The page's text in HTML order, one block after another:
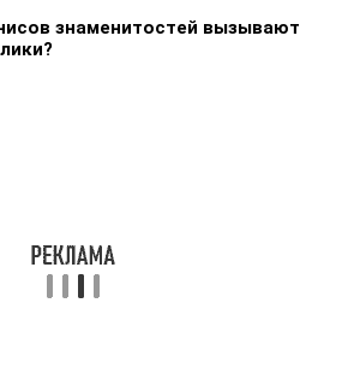
знаменитостей вызывают